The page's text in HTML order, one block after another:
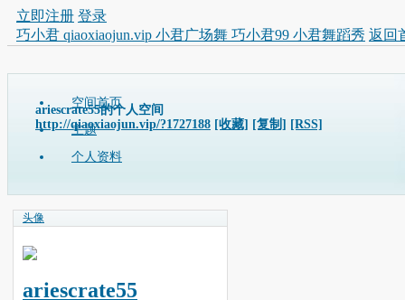
立即注册 登录
巧小君 qiaoxiaojun.vip 小君广场舞 巧小君99 小君舞蹈秀 返回
ariescrate55的个人空间
http://qiaoxiaojun.vip/?1727188 [收藏] [复制] [RSS]
空间首页
主题
个人资料
头像
ariescrate55